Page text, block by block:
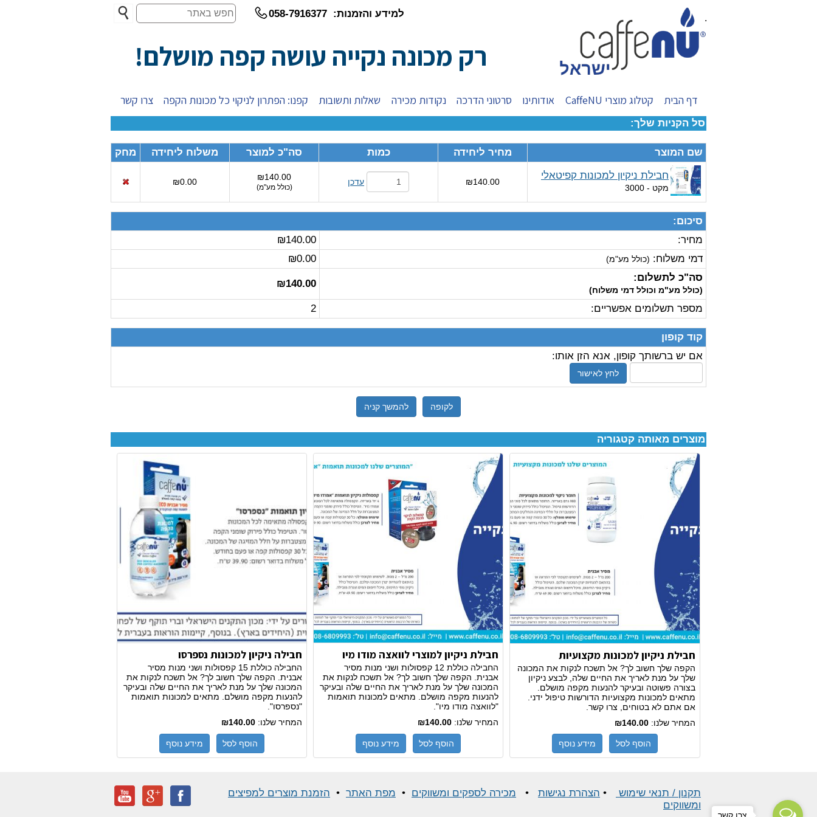
למידע והזמנות: 058-7916377 .
דף הבית קטלוג מוצרי CaffeNU אודותינו סרטוני הדרכה נקודות מכירה שאלות ותשובות קפנו: הפתרון לניקוי כל מכונות הקפה צרו קשר
חפש
באתר
רק מכונה נקייה עושה קפה מושלם!
סל הקניות שלך:
שם המוצר מחיר ליחידה כמות סה"כ למוצר משלוח ליחידה
מחק
חבילת ניקיון למכונות קפיטאלי
מקט - 3000
₪140.00 עדכן ₪140.00
(כולל מע"מ)
₪0.00
סיכום:
מחיר:
₪140.00
דמי משלוח: (כולל מע"מ)
₪0.00
סה"כ לתשלום:
(כולל מע"מ וכולל דמי משלוח)
₪140.00
מספר תשלומים אפשריים: 2
קוד קופון
אם יש ברשותך קופון, אנא הזן אותו:
לחץ לאישור
לקופה להמשך קניה
מוצרים מאותה קטגוריה
חבילת ניקיון למכונות מקצועיות
הקפה שלך חשוב לך? אל תשכח לנקות את המכונה
שלך על מנת לאריך את החיים שלה, לבצע ניקיון
בצורה פשוטה ובעיקר להנעות מקפה מושלם.
מתאים למכונות מקצועיות הדורשות טיפול ידני.
אם אתם לא בטוחים, צרו קשר.
המחיר שלנו: ₪140.00
הוסף לסל מידע נוסף
חבילת ניקיון למוצרי לוואצה מודו מיו
החבילה כוללת 12 קפסולות ושני מנות מסיר
אבנית. הקפה שלך חשוב לך? אל תשכח לנקות את
המכונה שלך על מנת לאריך את החיים שלה ובעיקר
להנעות מקפה מושלם. מתאים למכונות תואמות
"לוואצה מודו מיו".
המחיר שלנו: ₪140.00
הוסף לסל מידע נוסף
חבילה ניקיון למכונות נספרסו
החבילה כוללת 15 קפסולות ושני מנות מסיר
אבנית. הקפה שלך חשוב לך? אל תשכח לנקות את
המכונה שלך על מנת לאריך את החיים שלה ובעיקר
להנעות מקפה מושלם. מתאים למכונות תואמות
"נספרסו".
המחיר שלנו: ₪140.00
הוסף לסל מידע נוסף
תקנון / תנאי שימוש • הצהרת נגישות • מכירה לספקים ומשווקים • מפת האתר • הזמנת מוצרים למפיצים
ומשווקים